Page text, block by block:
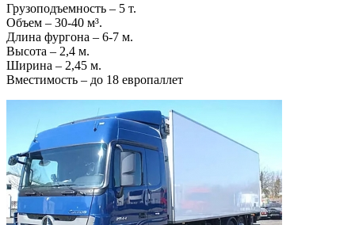
Грузоподъемность – 5 т.
Объем – 30-40 м³.
Длина фургона – 6-7 м.
Высота – 2,4 м.
Ширина – 2,45 м.
Вместимость – до 18 европаллет